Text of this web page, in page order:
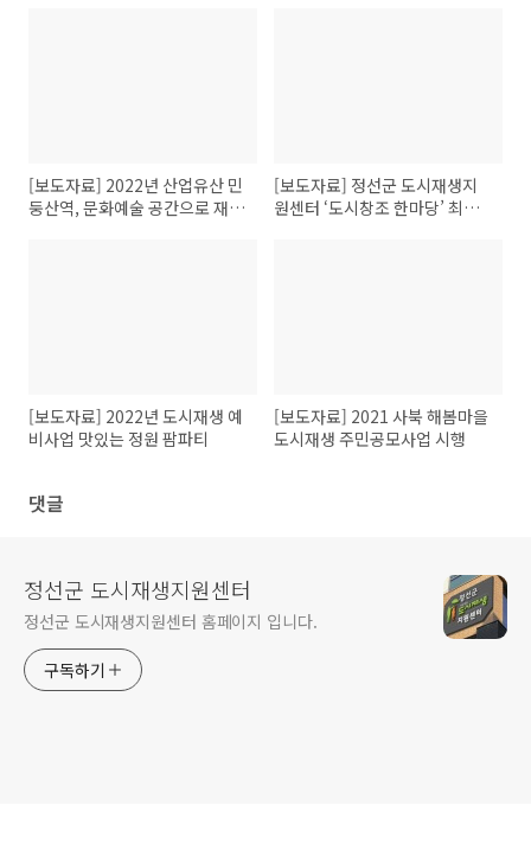
[보도자료] 2022년 산업유산 민
둥산역, 문화예술 공간으로 재탄
[보도자료] 정선군 도시재생지
원센터 ‘도시창조 한마당’ 최우
[보도자료] 2022년 도시재생 예
비사업 맛있는 정원 팜파티
[보도자료] 2021 사북 해봄마을
도시재생 주민공모사업 시행
댓글
정선군 도시재생지원센터
정선군 도시재생지원센터 홈페이지 입니다.
구독하기